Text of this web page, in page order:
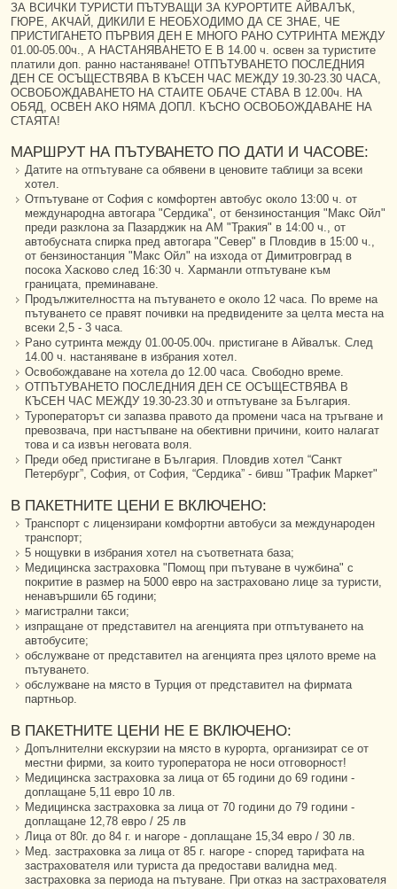
ЗА ВСИЧКИ ТУРИСТИ ПЪТУВАЩИ ЗА КУРОРТИТЕ АЙВАЛЪК,
ГЮРЕ, АКЧАЙ, ДИКИЛИ Е НЕОБХОДИМО ДА СЕ ЗНАЕ, ЧЕ
ПРИСТИГАНЕТО ПЪРВИЯ ДЕН Е МНОГО РАНО СУТРИНТА МЕЖДУ
01.00-05.00ч., А НАСТАНЯВАНЕТО Е В 14.00 ч. освен за туристите
платили доп. ранно настаняване! ОТПЪТУВАНЕТО ПОСЛЕДНИЯ
ДЕН СЕ ОСЪЩЕСТВЯВА В КЪСЕН ЧАС МЕЖДУ 19.30-23.30 ЧАСА,
ОСВОБОЖДАВАНЕТО НА СТАИТЕ ОБАЧЕ СТАВА В 12.00ч. НА
ОБЯД, ОСВЕН АКО НЯМА ДОПЛ. КЪСНО ОСВОБОЖДАВАНЕ НА
СТАЯТА!
МАРШРУТ НА ПЪТУВАНЕТО ПО ДАТИ И ЧАСОВЕ:
Датите на отпътуване са обявени в ценовите таблици за всеки
хотел.
Отпътуване от София с комфортен автобус около 13:00 ч. от
международна автогара "Сердика", от бензиностанция "Макс Ойл"
преди разклона за Пазарджик на АМ "Тракия" в 14:00 ч., от
автобусната спирка пред автогара "Север" в Пловдив в 15:00 ч.,
от бензиностанция "Макс Ойл" на изхода от Димитровград в
посока Хасково след 16:30 ч. Харманли отпътуване към
границата, преминаване.
Продължителността на пътуването е около 12 часа. По време на
пътуването се правят почивки на предвидените за целта места на
всеки 2,5 - 3 часа.
Рано сутринта между 01.00-05.00ч. пристигане в Айвалък. След
14.00 ч. настаняване в избрания хотел.
Освобождаване на хотела до 12.00 часа. Свободно време.
ОТПЪТУВАНЕТО ПОСЛЕДНИЯ ДЕН СЕ ОСЪЩЕСТВЯВА В
КЪСЕН ЧАС МЕЖДУ 19.30-23.30 и отпътуване за България.
Туроператорът си запазва правото да промени часа на тръгване и
превозвача, при настъпване на обективни причини, които налагат
това и са извън неговата воля.
Преди обед пристигане в България. Пловдив хотел “Санкт
Петербург”, София, от София, “Сердика” - бивш "Трафик Маркет"
В ПАКЕТНИТЕ ЦЕНИ Е ВКЛЮЧЕНО:
Транспорт с лицензирани комфортни автобуси за международен
транспорт;
5 нощувки в избрания хотел на съответната база;
Медицинска застраховка "Помощ при пътуване в чужбина" с
покритие в размер на 5000 евро на застраховано лице за туристи,
ненавършили 65 години;
магистрални такси;
изпращане от представител на агенцията при отпътуването на
автобусите;
обслужване от представител на агенцията през цялото време на
пътуването.
обслужване на място в Турция от представител на фирмата
партньор.
В ПАКЕТНИТЕ ЦЕНИ НЕ Е ВКЛЮЧЕНО:
Допълнителни екскурзии на място в курорта, организират се от
местни фирми, за които туроператора не носи отговорност!
Медицинска застраховка за лица от 65 години до 69 години -
доплащане 5,11 евро 10 лв.
Медицинска застраховка за лица от 70 години до 79 години -
доплащане 12,78 евро / 25 лв
Лица от 80г. до 84 г. и нагоре - доплащане 15,34 евро / 30 лв.
Мед. застраховка за лица от 85 г. нагоре - според тарифата на
застрахователя или туриста да предостави валидна мед.
застраховка за периода на пътуване. При отказ на застрахователя